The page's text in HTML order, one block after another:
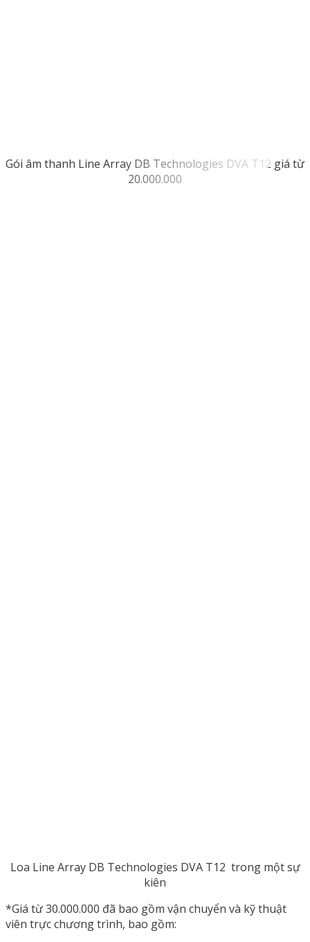
Gói âm thanh Line Array DB Technologies DVA T12 giá từ
20.000.000
Loa Line Array DB Technologies DVA T12 trong một sự
kiên
*Giá từ 30.000.000 đã bao gồm vận chuyển và kỹ thuật
viên trực chương trình, bao gồm: